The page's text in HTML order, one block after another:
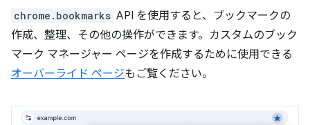
chrome.bookmarks API を使用すると、ブックマークの
作成、整理、その他の操作ができます。カスタムのブック
マーク マネージャー ページを作成するために使用できる
オーバーライド ページもご覧ください。